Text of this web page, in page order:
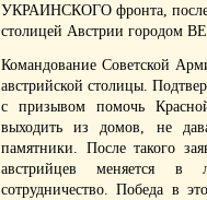
УКРАИНСКОГО фронта, после
столицей Австрии городом
Командование Советской
австрийской столицы.
с призывом помочь
выходить из домов, не
памятники. После такого
австрийцев меняется в
сотрудничество. Победа в